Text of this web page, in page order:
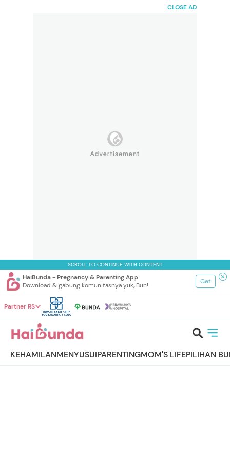
CLOSE AD
SCROLL TO CONTINUE WITH CONTENT
HaiBunda - Pregnancy & Parenting App
Download & gabung komunitasnya yuk, Bun!
Get
Partner RS
KEHAMILANMENYUSUIPARENTINGMOM'S LIFEPILIHAN